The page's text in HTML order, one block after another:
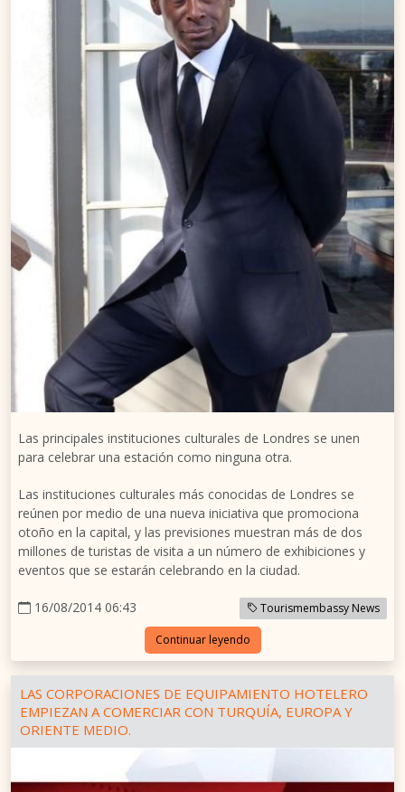
Las principales instituciones culturales de Londres se unen
para celebrar una estación como ninguna otra.
Las instituciones culturales más conocidas de Londres se
reúnen por medio de una nueva iniciativa que promociona
otoño en la capital, y las previsiones muestran más de dos
millones de turistas de visita a un número de exhibiciones y
eventos que se estarán celebrando en la ciudad.
16/08/2014 06:43 Tourismembassy News
Continuar leyendo
LAS CORPORACIONES DE EQUIPAMIENTO HOTELERO
EMPIEZAN A COMERCIAR CON TURQUÍA, EUROPA Y
ORIENTE MEDIO.